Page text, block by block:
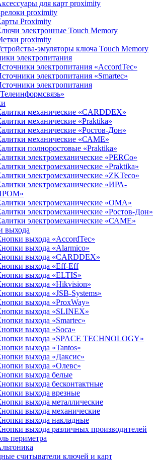
для карт proximitу
proximity
Proximity
электронные Touch Memory
proximity
эмуляторы ключа Touch Memory
электропитания
электропитания «AccordTec»
электропитания «Smartec»
электропитания
механические «CARDDEX»
механические «Praktika»
механические «Ростов-Дон»
механические «САМЕ»
полноростовые «Praktika»
электромеханические «PERCo»
электромеханические «Praktika»
электромеханические «ZKTeco»
электромеханические «ИРА-
электромеханические «ОМА»
электромеханические «Ростов-Дон»
электромеханические «САМЕ»
выхода
выхода «AccordTec»
выхода «Alarmico»
выхода «CARDDEX»
выхода «Eff-Eff
выхода «ELTIS»
выхода «Hikvision»
выхода «JSB-Systems»
выхода «ProxWay»
выхода «SLINEX»
выхода «Smartec»
выхода «Soca»
выхода «SPACE TECHNOLOGY»
выхода «Tantos»
выхода «Даксис»
выхода «Олевс»
выхода белые
выхода бесконтактные
выхода врезные
выхода металлические
выхода механические
выхода накладные
выхода различных производителей
периметра
считыватели ключей и карт